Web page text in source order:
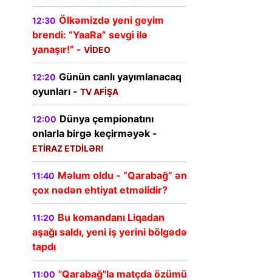
12:30 Ölkəmizdə yeni geyim
brendi: “YaaRa” sevgi ilə
yanaşır!” - VİDEO
12:20 Günün canlı yayımlanacaq
oyunları - TV AFİŞA
12:00 Dünya çempionatını
onlarla birgə keçirməyək -
ETİRAZ ETDİLƏR!
11:40 Məlum oldu - “Qarabağ” ən
çox nədən ehtiyat etməlidir?
11:20 Bu komandanı Liqadan
aşağı saldı, yeni iş yerini bölgədə
tapdı
11:00 "Qarabağ"la matçda özümü